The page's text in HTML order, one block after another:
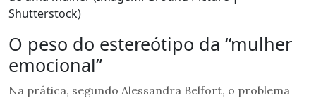
Shutterstock)
O peso do estereótipo da “mulher
emocional”
Na prática, segundo Alessandra Belfort, o problema